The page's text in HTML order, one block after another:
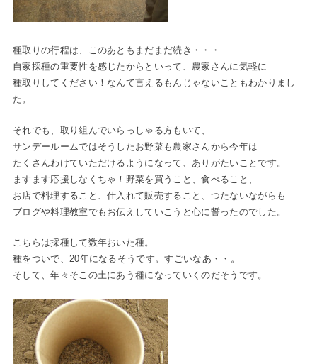
種取りの行程は、このあともまだまだ続き・・・
自家採種の重要性を感じたからといって、農家さんに気軽に
種取りしてください！なんて言えるもんじゃないこともわかりまし
た。
それでも、取り組んでいらっしゃる方もいて、
サンデールームではそうしたお野菜も農家さんから今年は
たくさんわけていただけるようになって、ありがたいことです。
ますます応援しなくちゃ！野菜を買うこと、食べること、
お店で料理すること、仕入れて販売すること、つたないながらも
ブログや料理教室でもお伝えしていこうと心に誓ったのでした。
こちらは採種して数年おいた種。
種をついで、20年になるそうです。すごいなあ・・。
そして、年々そこの土にあう種になっていくのだそうです。